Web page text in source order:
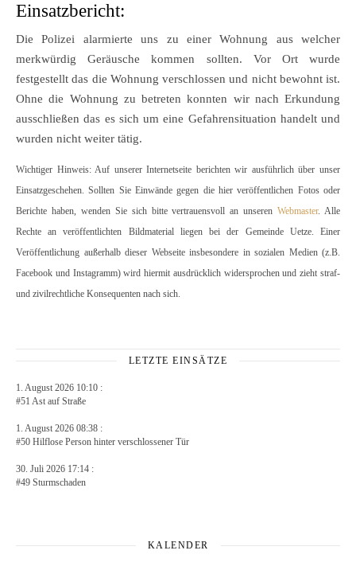
Einsatzbericht:
Die Polizei alarmierte uns zu einer Wohnung aus welcher
merkwürdig Geräusche kommen sollten. Vor Ort wurde
festgestellt das die Wohnung verschlossen und nicht bewohnt ist.
Ohne die Wohnung zu betreten konnten wir nach Erkundung
ausschließen das es sich um eine Gefahrensituation handelt und
wurden nicht weiter tätig.
Wichtiger Hinweis: Auf unserer Internetseite berichten wir ausführlich über unser
Einsatzgeschehen. Sollten Sie Einwände gegen die hier veröffentlichen Fotos oder
Berichte haben, wenden Sie sich bitte vertrauensvoll an unserenWebmaster. Alle
Rechte an veröffentlichten Bildmaterial liegen bei der Gemeinde Uetze. Einer
Veröffentlichung außerhalb dieser Webseite insbesondere in sozialen Medien (z.B.
Facebook und Instagramm) wird hiermit ausdrücklich widersprochen und zieht straf-
und zivilrechtliche Konsequenten nach sich.
LETZTE EINSÄTZE
1. August 2026 10:10 :
#51 Ast auf Straße
1. August 2026 08:38 :
#50 Hilflose Person hinter verschlossener Tür
30. Juli 2026 17:14 :
#49 Sturmschaden
KALENDER